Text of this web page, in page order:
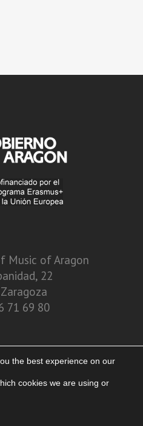
Music of Aragon
22
71 69 80
the best experience on our
cookies we are using or